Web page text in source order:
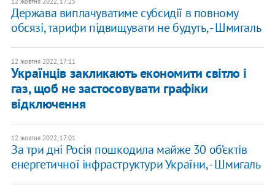
Держава виплачуватиме субсидії в повному
обсязі, тарифи підвищувати не будуть, - Шмигаль
12 жовтня 2022, 17:11
Українців закликають економити світло і
газ, щоб не застосовувати графіки
відключення
12 жовтня 2022, 17:01
За три дні Росія пошкодила майже 30 об’єктів
енергетичної інфраструктури України, - Шмигаль